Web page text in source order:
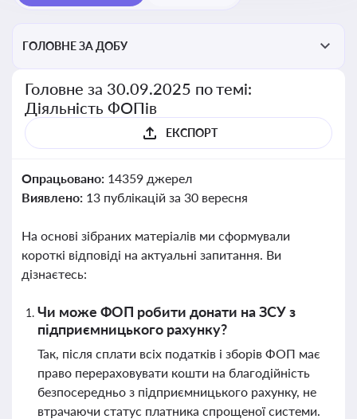
ГОЛОВНЕ ЗА ДОБУ
Головне за 30.09.2025 по темі:
Діяльність ФОПів
ЕКСПОРТ
Опрацьовано: 14359 джерел
Виявлено: 13 публікацій за 30 вересня
На основі зібраних матеріалів ми сформували
короткі відповіді на актуальні запитання. Ви
дізнаєтесь:
Чи може ФОП робити донати на ЗСУ з
підприємницького рахунку?
Так, після сплати всіх податків і зборів ФОП має
право перераховувати кошти на благодійність
безпосередньо з підприємницького рахунку, не
втрачаючи статус платника спрощеної системи.